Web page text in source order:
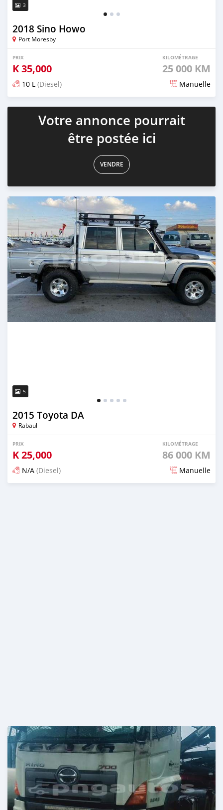
3
2018 Sino Howo
Port Moresby
PRIX
K35,000
KILOMÉTRAGE
25 000 KM
10 L (Diesel) Manuelle
Publié il y a presque 3 ans
Votre annonce pourrait
être postée ici
VENDRE
5
2015 Toyota DA
Rabaul
PRIX
K25,000
KILOMÉTRAGE
86 000 KM
N/A (Diesel) Manuelle